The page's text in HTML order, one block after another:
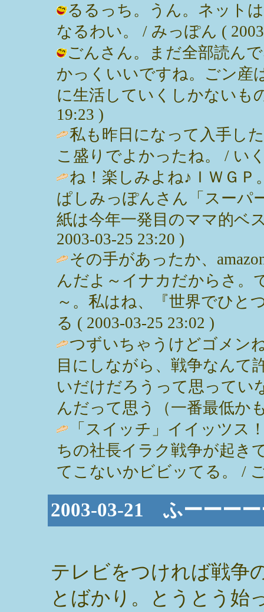
るるっち。うん。ネット
なるわい。 / みっぽん (
ごんさん。まだ全部読ん
かっくいいですね。ごン産
に生活していくしかないも
19:23 )
私も昨日になって入手し
こ盛りでよかったね。 / い
ね！楽しみよね♪ＩＷＧ
ぱしみっぽんさん「スーパ
紙は今年一発目のママ的ベ
2003-03-25 23:20 )
その手があったか、
んだよ～イナカだからさ。
～。私はね、『世界でひと
る ( 2003-03-25 23:02 )
つずいちゃうけどゴメン
目にしながら、戦争なんて
いだけだろうって思ってい
んだって思う（一番最低か
「スイッチ」イイッツス
ちの社長イラク戦争が起き
てこないかビビッてる。 /
2003-03-21 ふーーー
テレビをつければ戦争
とばかり。とうとう始